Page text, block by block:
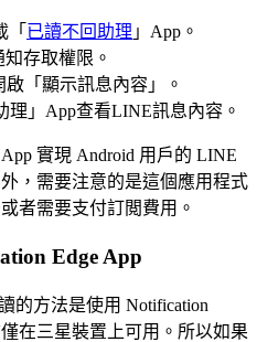
「 已讀不回助理 」App。
存取權限。
「顯示訊息內容」。
理」App查看LINE訊息內容。
實現 Android 用戶的 LINE
，需要注意的是這個應用程式
者需要支付訂閲費用。
Edge App
的方法是使用 Notification
在三星裝置上可用。所以如果